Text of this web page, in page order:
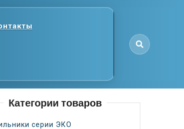
Категории товаров
серии ЭКО